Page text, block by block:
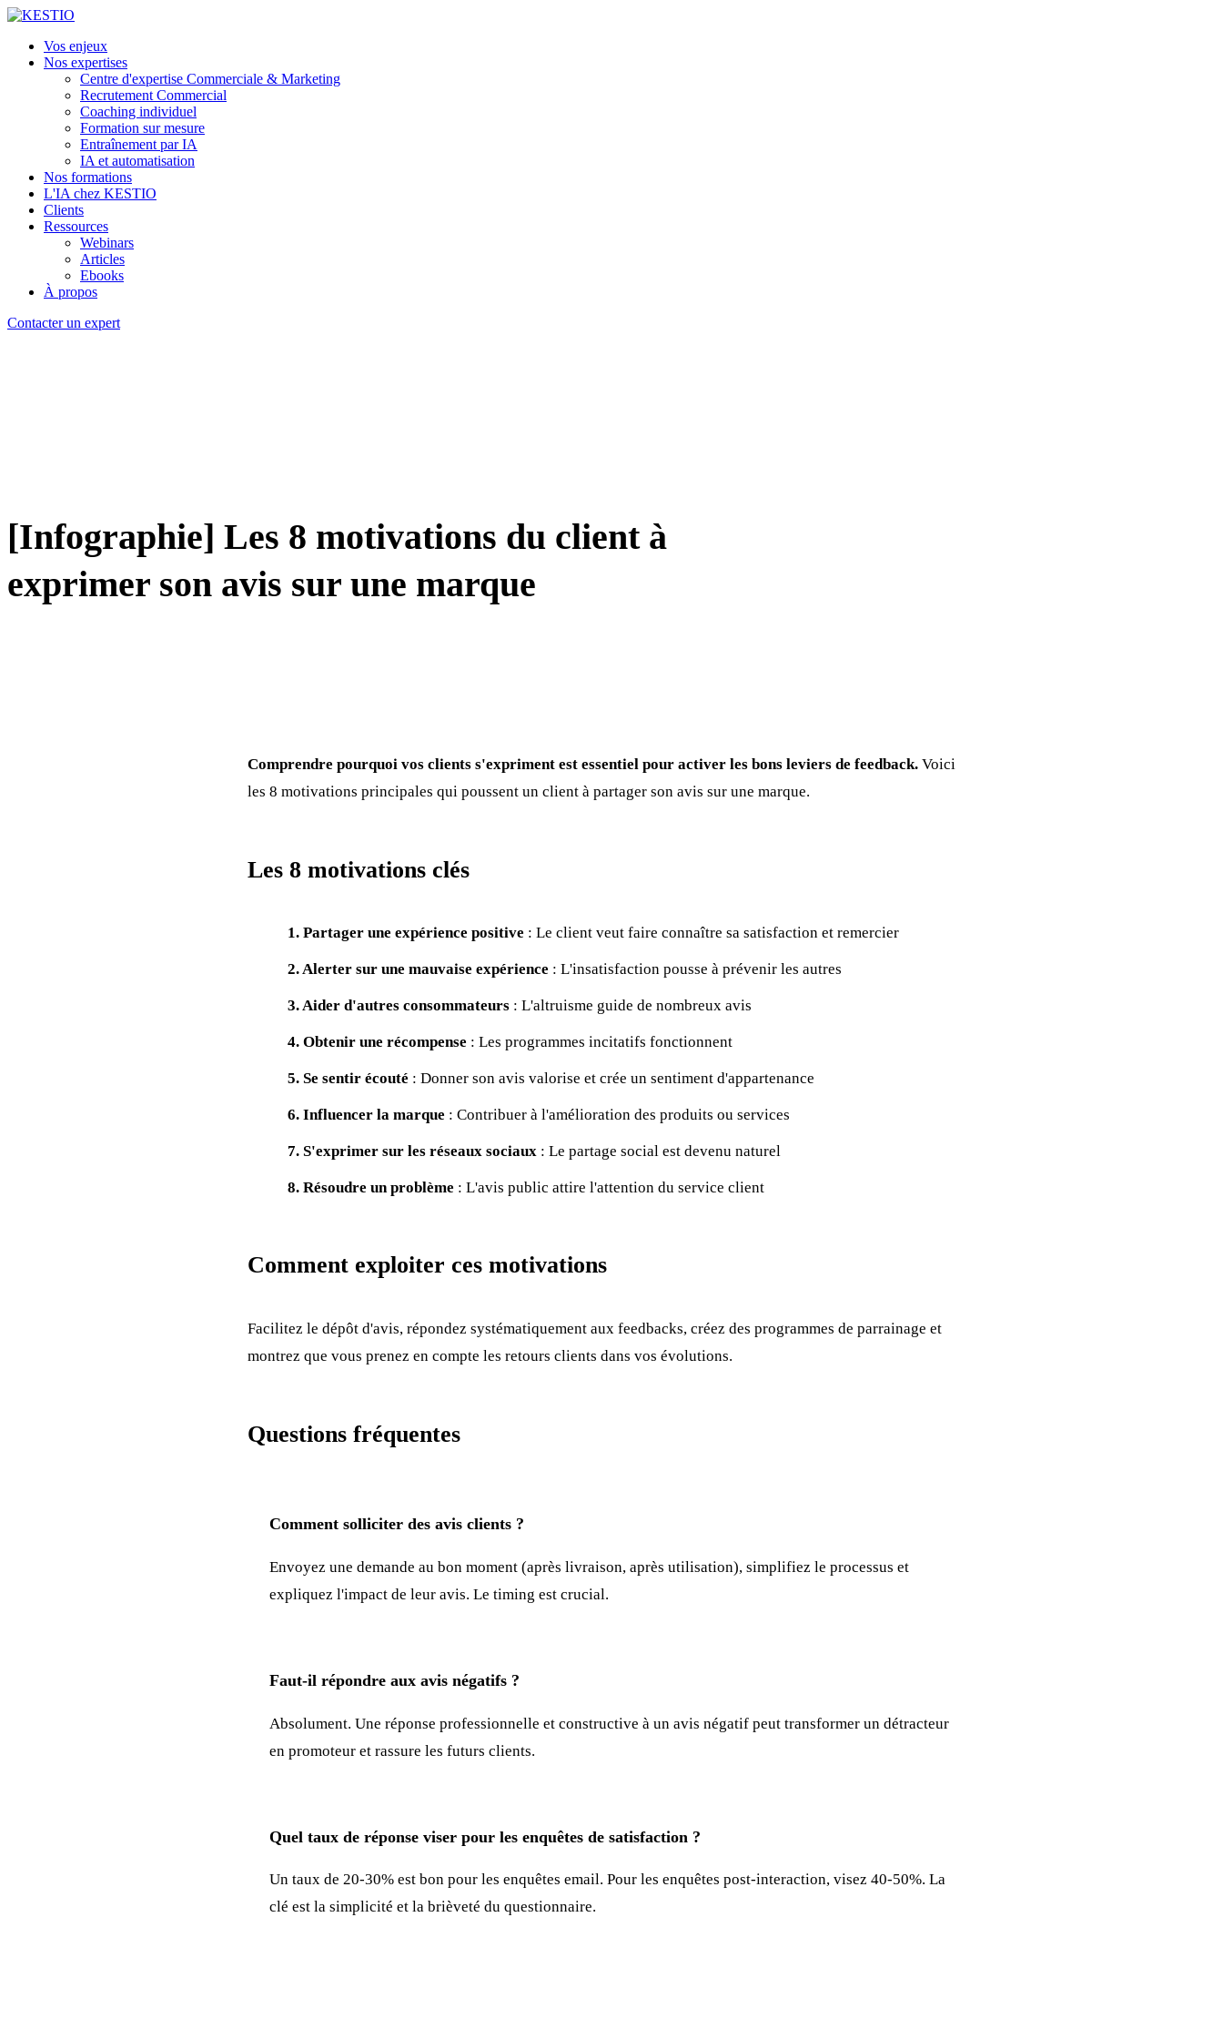
Vos enjeux
Nos expertises
Centre d'expertise Commerciale & Marketing
Recrutement Commercial
Coaching individuel
Formation sur mesure
Entraînement par IA
IA et automatisation
Nos formations
L'IA chez KESTIO
Clients
Ressources
Webinars
Articles
Ebooks
À propos
Contacter un expert
[Infographie] Les 8 motivations du client à
exprimer son avis sur une marque
Comprendre pourquoi vos clients s'expriment est essentiel pour activer les bons leviers de feedback. Voici
les 8 motivations principales qui poussent un client à partager son avis sur une marque.
Les 8 motivations clés
1. Partager une expérience positive : Le client veut faire connaître sa satisfaction et remercier
2. Alerter sur une mauvaise expérience : L'insatisfaction pousse à prévenir les autres
3. Aider d'autres consommateurs : L'altruisme guide de nombreux avis
4. Obtenir une récompense : Les programmes incitatifs fonctionnent
5. Se sentir écouté : Donner son avis valorise et crée un sentiment d'appartenance
6. Influencer la marque : Contribuer à l'amélioration des produits ou services
7. S'exprimer sur les réseaux sociaux : Le partage social est devenu naturel
8. Résoudre un problème : L'avis public attire l'attention du service client
Comment exploiter ces motivations
Facilitez le dépôt d'avis, répondez systématiquement aux feedbacks, créez des programmes de parrainage et
montrez que vous prenez en compte les retours clients dans vos évolutions.
Questions fréquentes
Comment solliciter des avis clients ?
Envoyez une demande au bon moment (après livraison, après utilisation), simplifiez le processus et
expliquez l'impact de leur avis. Le timing est crucial.
Faut-il répondre aux avis négatifs ?
Absolument. Une réponse professionnelle et constructive à un avis négatif peut transformer un détracteur
en promoteur et rassure les futurs clients.
Quel taux de réponse viser pour les enquêtes de satisfaction ?
Un taux de 20-30% est bon pour les enquêtes email. Pour les enquêtes post-interaction, visez 40-50%. La
clé est la simplicité et la brièveté du questionnaire.